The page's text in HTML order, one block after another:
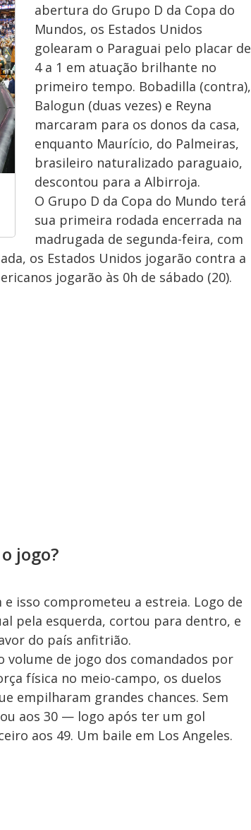
abertura do Grupo D da Copa do
Mundos, os Estados Unidos
golearam o Paraguai pelo placar de
4 a 1 em atuação brilhante no
primeiro tempo. Bobadilla (contra),
Balogun (duas vezes) e Reyna
marcaram para os donos da casa,
enquanto Maurício, do Palmeiras,
brasileiro naturalizado paraguaio,
descontou para a Albirroja.
O Grupo D da Copa do Mundo terá
sua primeira rodada encerrada na
madrugada de segunda-feira, com
os Estados Unidos jogarão contra a
jogarão às 0h de sábado (20).
jogo?
isso comprometeu a estreia. Logo de
pela esquerda, cortou para dentro, e
do país anfitrião.
de jogo dos comandados por
física no meio-campo, os duelos
empilharam grandes chances. Sem
aos 30 — logo após ter um gol
aos 49. Um baile em Los Angeles.